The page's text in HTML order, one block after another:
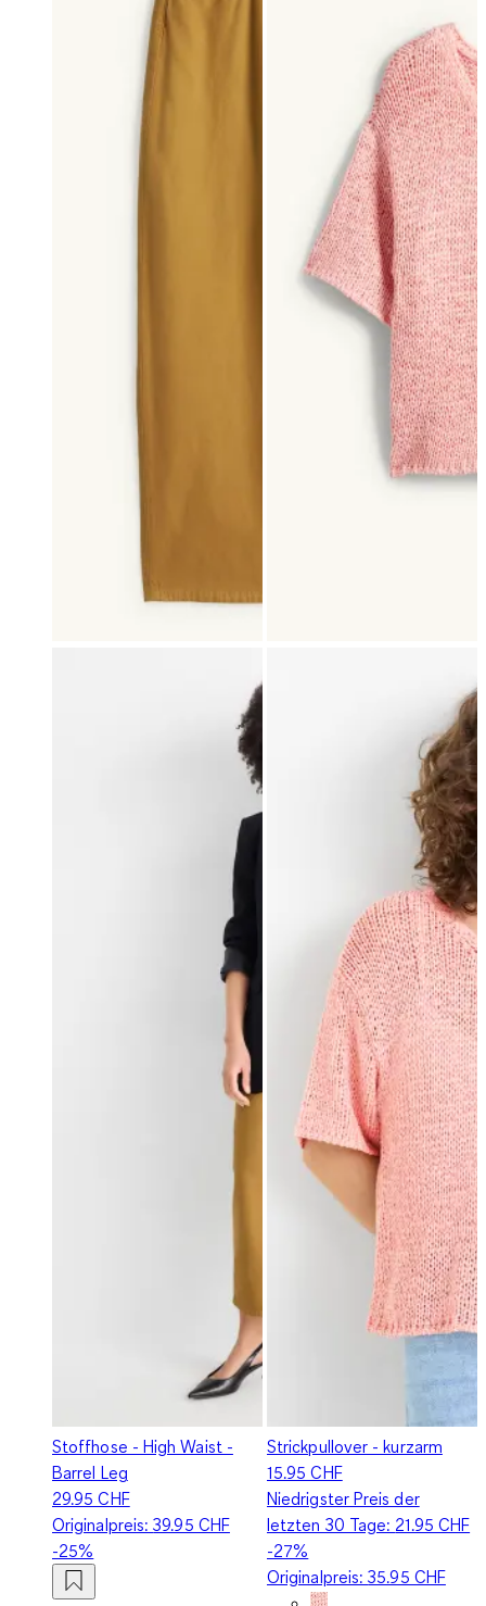
Stoffhose - High Waist -
Barrel Leg
29.95 CHF
Originalpreis:39.95 CHF
-25%
Strickpullover - kurzarm
15.95 CHF
Niedrigster Preis der
letzten 30 Tage: 21.95 CHF
-27%
Originalpreis:35.95 CHF